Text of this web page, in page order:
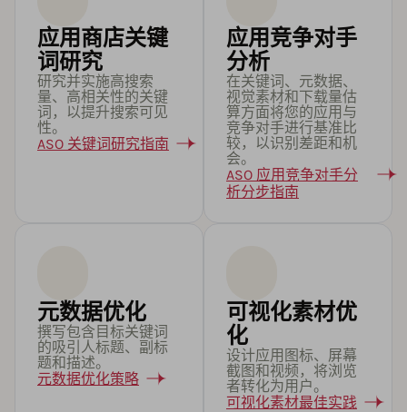
应用商店关键
词研究
研究并实施高搜索
量、高相关性的关键
词，以提升搜索可见
性。
ASO 关键词研究指南
应用竞争对手
分析
在关键词、元数据、
视觉素材和下载量估
算方面将您的应用与
竞争对手进行基准比
较，以识别差距和机
会。
ASO 应用竞争对手分
析分步指南
元数据优化
撰写包含目标关键词
的吸引人标题、副标
题和描述。
元数据优化策略
可视化素材优
化
设计应用图标、屏幕
截图和视频，将浏览
者转化为用户。
可视化素材最佳实践